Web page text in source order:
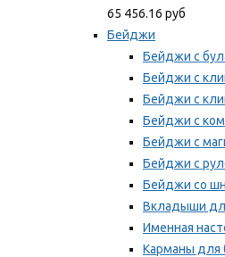
65 456.16 руб
Бейджи
Бейджи с
Бейджи с
Бейджи с
Бейджи с
Бейджи с
Бейджи с
Бейджи со
Вкладыши
Именная
Карманы для